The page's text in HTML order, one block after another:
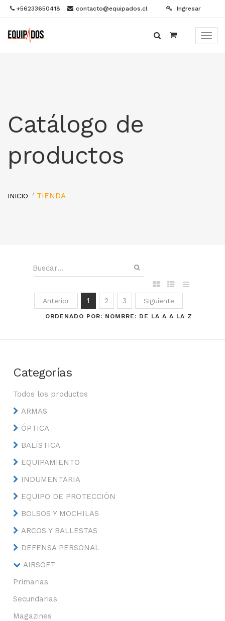
+56233650418 contacto@equipados.cl Ingresar
Menú
Catálogo de
productos
INICIO TIENDA
Anterior 1 2 3 Siguiente
ORDENADO POR: NOMBRE: DE LA A A LA Z
Categorías
Todos los productos
ARMAS
ÓPTICA
BALÍSTICA
EQUIPAMIENTO
INDUMENTARIA
EQUIPO DE PROTECCIÓN
BOLSOS Y MOCHILAS
ARCOS Y BALLESTAS
DEFENSA PERSONAL
AIRSOFT
Primarias
Secundarias
Magazines